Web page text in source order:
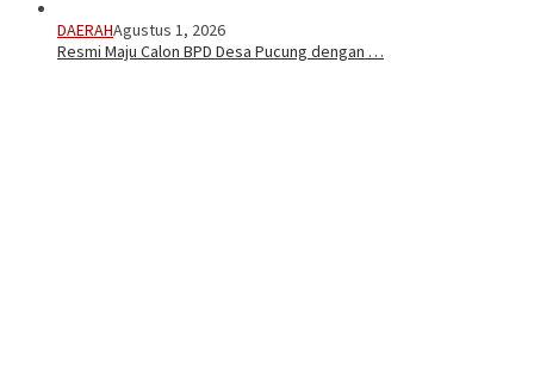
DAERAHAgustus 1, 2026
Resmi Maju Calon BPD Desa Pucung dengan …